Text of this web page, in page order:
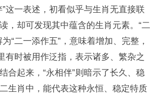
”这一表述，初看似乎与生肖无直接联
，却可发现其中蕴含的生肖元素。“二
“二一添作五”，意味着增加、完整，
有时被用作泛指，表示诸多、繁杂之
合起来，“永相伴”则暗示了长久、稳
生肖中，能代表这种永恒、稳定特质